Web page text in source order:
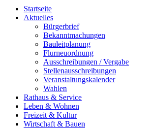
Startseite
Aktuelles
Bürgerbrief
Bekanntmachungen
Bauleitplanung
Flurneuordnung
Ausschreibungen / Vergabe
Stellenausschreibungen
Veranstaltungskalender
Wahlen
Rathaus & Service
Leben & Wohnen
Freizeit & Kultur
Wirtschaft & Bauen